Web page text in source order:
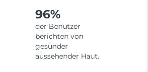
96%
der Benutzer
berichten von
gesünder
aussehender Haut.